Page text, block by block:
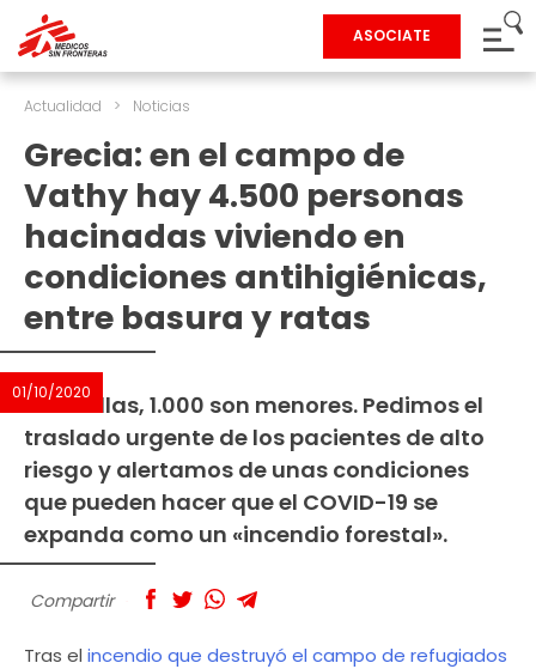
ASOCIATE
Actualidad > Noticias
Grecia: en el campo de
Vathy hay 4.500 personas
hacinadas viviendo en
condiciones antihigiénicas,
entre basura y ratas
01/10/2020
Entre ellas, 1.000 son menores. Pedimos el
traslado urgente de los pacientes de alto
riesgo y alertamos de unas condiciones
que pueden hacer que el COVID-19 se
expanda como un «incendio forestal».
Compartir
Tras el incendio que destruyó el campo de refugiados